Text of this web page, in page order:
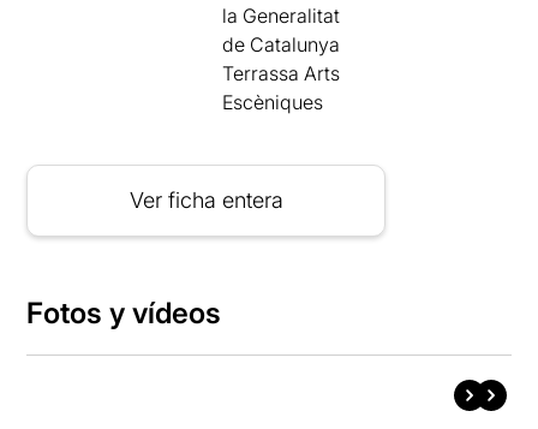
la Generalitat
de Catalunya
Terrassa Arts
Escèniques
Ver ficha entera
Fotos y vídeos